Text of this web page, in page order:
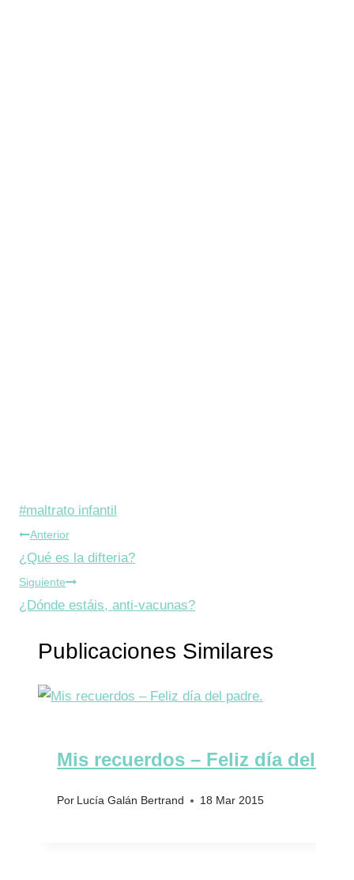
Etiquetas
de
la
entrada:
#maltrato infantil
Navegación
de
entradas
Anterior
¿Qué es la difteria?
Siguiente
¿Dónde estáis, anti-vacunas?
Publicaciones Similares
Mis recuerdos – Feliz día del
Por Lucía Galán Bertrand 18 Mar 2015